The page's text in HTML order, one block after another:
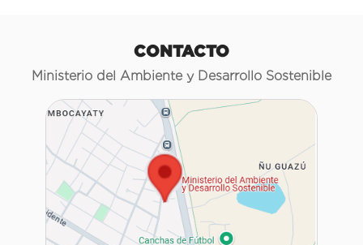
CONTACTO
Ministerio del Ambiente y Desarrollo Sostenible